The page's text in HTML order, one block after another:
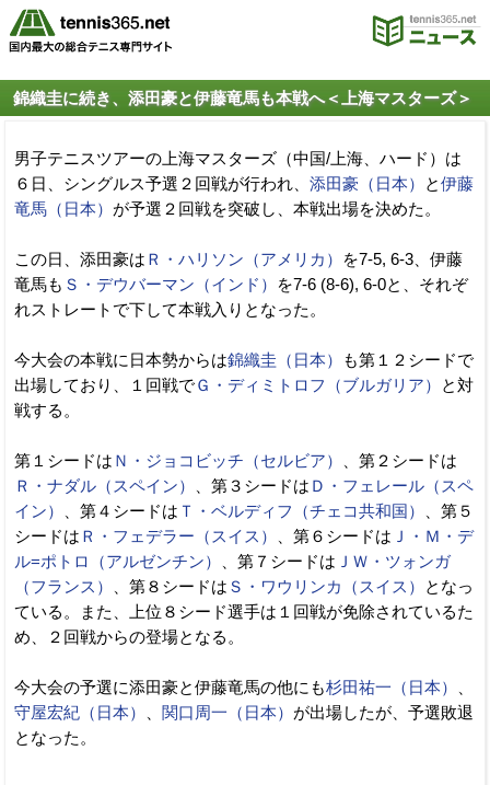
錦織圭に続き、添田豪と伊藤竜馬も本戦へ＜上海マスターズ＞
男子テニスツアーの上海マスターズ（中国/上海、ハード）は
６日、シングルス予選２回戦が行われ、 添田豪（日本） と伊藤
竜馬（日本） が予選２回戦を突破し、本戦出場を決めた。
この日、添田豪は Ｒ・ハリソン（アメリカ）
を7-5, 6-3、伊藤
竜馬も Ｓ・デウバーマン（インド）
を7-6 (8-6), 6-0と、それぞ
れストレートで下して本戦入りとなった。
今大会の本戦に日本勢からは錦織圭（日本）
も第１２シードで
出場しており、１回戦でＧ・ディミトロフ（ブルガリア）
と対
戦する。
第１シードは Ｎ・ジョコビッチ（セルビア）
、第２シードは
Ｒ・ナダル（スペイン）
、第３シードは Ｄ・フェレール（スペ
イン）
、第４シードは Ｔ・ベルディフ（チェコ共和国）
、第５
シードは Ｒ・フェデラー（スイス） 、第６シードは Ｊ・Ｍ・デ
ル=ポトロ（アルゼンチン）
、第７シードは ＪＷ・ツォンガ
（フランス）
、第８シードは Ｓ・ワウリンカ（スイス）
となっ
ている。また、上位８シード選手は１回戦が免除されているた
め、２回戦からの登場となる。
今大会の予選に添田豪と伊藤竜馬の他にも杉田祐一（日本）
守屋宏紀（日本）
関口周一（日本） が出場したが、予選敗退
となった。